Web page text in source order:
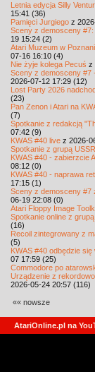
Letnia edycja Silly
15:41 (36)
Pamięci Jurgiego z
Sceny z demosceny #7:
19 15:24 (2)
Atari Muzeum w
07-16 16:10 (4)
Nie żyje kolega Pecuś z
Sceny z demosceny #7
2026-07-12 17:29 (12)
Lost Party 2026
(23)
Pan Zenon i Atari na
(7)
Spotkanie z redakcją
07:42 (9)
KWAS #40 live z 2026-
Spotkanie z grupą USSR
KWAS #40 - zabierzcie
08:12 (0)
KWAS #40 - naprawa
17:15 (1)
Sceny z demosceny #7
06-19 22:08 (0)
Atari Floppy Image
Spotkanie online z
(16)
Recoil zintegrowany z
(5)
KWAS #40 odbędzie
07 17:59 (25)
Commodore po
Urządzenie z
2026-05-24 20:57 (116)
«« nowsze
AtariOnline.pl na